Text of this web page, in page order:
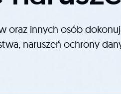
oraz innych osób
naruszeń ochrony